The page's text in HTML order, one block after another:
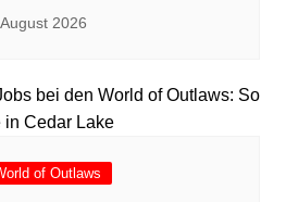
2026
of Outlaws